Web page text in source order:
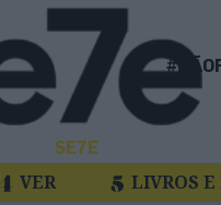
SE7E
VER LIVROS E